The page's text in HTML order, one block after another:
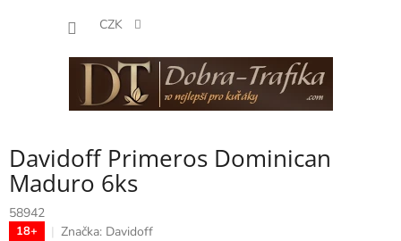
CZK
Davidoff Primeros Dominican
Maduro 6ks
58942
18+ Značka: Davidoff